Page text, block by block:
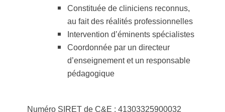
Constituée de cliniciens reconnus,
au fait des réalités professionnelles
Intervention d’éminents spécialistes
Coordonnée par un directeur
d’enseignement et un responsable
pédagogique
Numéro SIRET de C&E : 41303325900032